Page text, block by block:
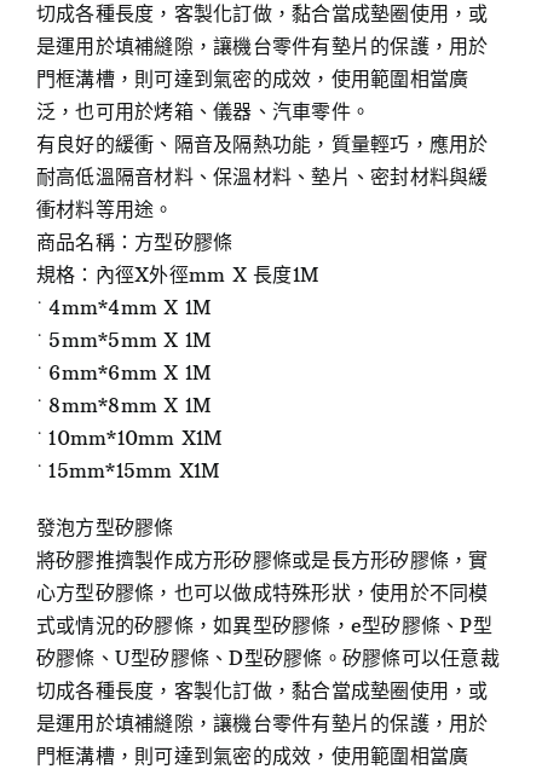
切成各種長度，客製化訂做，黏合當成墊圈使用，或
是運用於填補縫隙，讓機台零件有墊片的保護，用於
門框溝槽，則可達到氣密的成效，使用範圍相當廣
泛，也可用於烤箱、儀器、汽車零件。
有良好的緩衝、隔音及隔熱功能，質量輕巧，應用於
耐高低溫隔音材料、保溫材料、墊片、密封材料與緩
衝材料等用途。
商品名稱：方型矽膠條
規格：內徑X外徑mm X 長度1M
˙ 4mm*4mm X 1M
˙ 5mm*5mm X 1M
˙ 6mm*6mm X 1M
˙ 8mm*8mm X 1M
˙ 10mm*10mm X1M
˙ 15mm*15mm X1M
發泡方型矽膠條
將矽膠推擠製作成方形矽膠條或是長方形矽膠條，實
心方型矽膠條，也可以做成特殊形狀，使用於不同模
式或情況的矽膠條，如異型矽膠條，e型矽膠條、P型
矽膠條、U型矽膠條、D型矽膠條。矽膠條可以任意裁
切成各種長度，客製化訂做，黏合當成墊圈使用，或
是運用於填補縫隙，讓機台零件有墊片的保護，用於
門框溝槽，則可達到氣密的成效，使用範圍相當廣